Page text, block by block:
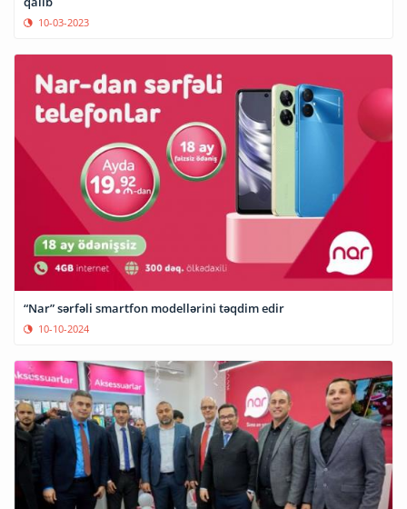
10-03-2023
“Nar” sərfəli smartfon modellərini təqdim edir
10-10-2024